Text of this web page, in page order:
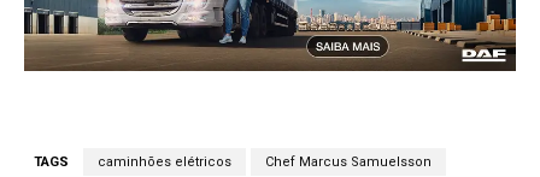
TAGS caminhões elétricos Chef Marcus Samuelsson